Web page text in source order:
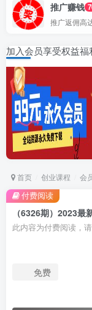
推广赚钱
推广返佣高
加入会员享受权益福
首页 创业课程 会
此内容为付费阅读，
免费
付费阅读